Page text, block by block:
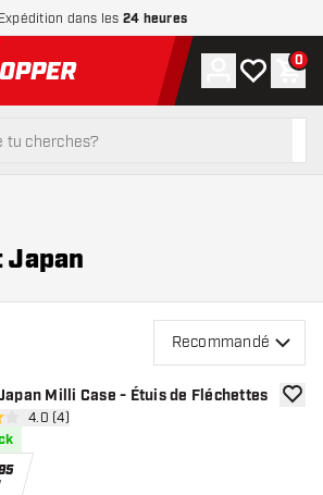
Expédition dans les 24 heures
à la page d’accueil
Compte
Ma liste0
Japan
Recommandé
Milli Case - Étuis de Fléchettes
ouvrir le panneau des avis
notation
4.0 (4)